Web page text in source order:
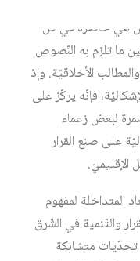
هي حاضرةٌ في كلّ
ما تلزم به النّصوص
الأخلاقيّة. وإذ
فإنّه يركّز على
لبعض زعماء
على صنع القرار
المتداخلة لمفهوم
والتّنمية في الشّرق
تحدّيات متشابكة